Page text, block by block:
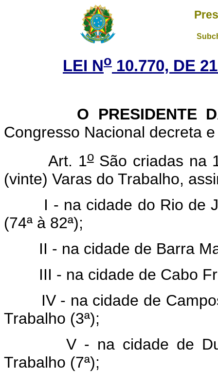
LEI No 10.770, DE
O PRESIDENTE DA
Congresso Nacional decreta
Art. 1oSão criadas na
(vinte) Varas do Trabalho,
I - na cidade do Rio de
(74ª à 82ª);
II - na cidade de Barra
III - na cidade de Cabo
IV - na cidade de Campos
Trabalho (3ª);
V - na cidade de
Trabalho (7ª);